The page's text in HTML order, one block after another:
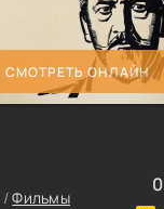
СМОТРЕТЬ ОНЛАЙН
/Фильмы
0